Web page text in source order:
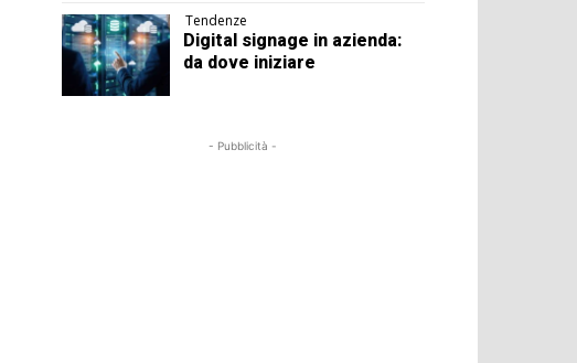
Tendenze
Digital signage in azienda:
da dove iniziare
- Pubblicità -